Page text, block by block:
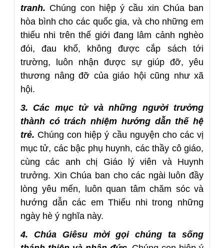
tranh. Chúng con hiệp ý cầu xin Chúa ban
hòa bình cho các quốc gia, và cho những em
thiếu nhi trên thế giới đang lâm cảnh nghèo
đói, đau khổ, không được cắp sách tới
trường, luôn nhận được sự giúp đỡ, yêu
thương nâng đỡ của giáo hội cũng như xã
hội.
3. Các mục tử và những người trưởng
thành có trách nhiệm hướng dẫn thế hệ
trẻ. Chúng con hiệp ý cầu nguyện cho các vị
mục tử, các bậc phụ huynh, các thầy cô giáo,
cùng các anh chị Giáo lý viên và Huynh
trưởng. Xin Chúa ban cho các ngài luôn đầy
lòng yêu mến, luôn quan tâm chăm sóc và
hướng dẫn các em Thiếu nhi trong những
ngày hè ý nghĩa này.
4. Chúa Giêsu mời gọi chúng ta sống